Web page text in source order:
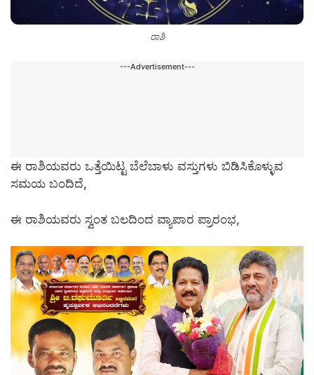
ರಾಶಿ
---Advertisement---
ಈ ರಾಶಿಯವರು ಒತ್ತೆಯಿಟ್ಟ ಬೆಲೆಬಾಳು ವಸ್ತುಗಳು ಬಿಡಿಸಿಕೊಳ್ಳುವ
ಸಮಯ ಬಂದಿದೆ,
ಈ ರಾಶಿಯವರು ಸ್ವಂತ ಬಲದಿಂದ ವ್ಯಾಪಾರ ಪ್ರಾರಂಭ,